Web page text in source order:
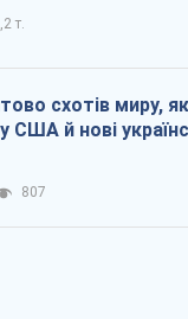
т.
схотів миру, як
й нові
807